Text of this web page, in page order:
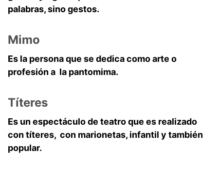
palabras, sino gestos.
Mimo
Es la persona que se dedica como arte o
profesión a la pantomima.
Títeres
Es un espectáculo de teatro que es realizado
con títeres, con marionetas, infantil y también
popular.